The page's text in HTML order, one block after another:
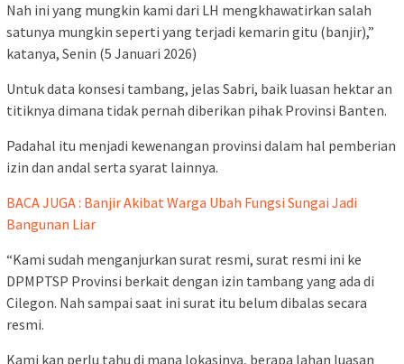
Nah ini yang mungkin kami dari LH mengkhawatirkan salah
satunya mungkin seperti yang terjadi kemarin gitu (banjir),”
katanya, Senin (5 Januari 2026)
Untuk data konsesi tambang, jelas Sabri, baik luasan hektar an
titiknya dimana tidak pernah diberikan pihak Provinsi Banten.
Padahal itu menjadi kewenangan provinsi dalam hal pemberian
izin dan andal serta syarat lainnya.
BACA JUGA : Banjir Akibat Warga Ubah Fungsi Sungai Jadi
Bangunan Liar
“Kami sudah menganjurkan surat resmi, surat resmi ini ke
DPMPTSP Provinsi berkait dengan izin tambang yang ada di
Cilegon. Nah sampai saat ini surat itu belum dibalas secara
resmi.
Kami kan perlu tahu di mana lokasinya, berapa lahan luasan